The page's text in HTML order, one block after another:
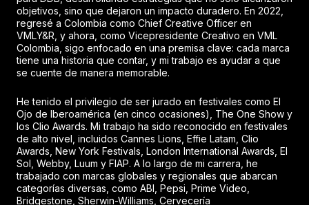
objetivos, sino que dejaron un impacto duradero. En 2022,
regresé a Colombia como Chief Creative Officer en
VMLY&R, y ahora, como Vicepresidente Creativo en VML
Colombia, sigo enfocado en una premisa clave: cada marca
tiene una historia que contar, y mi trabajo es ayudar a que
se cuente de manera memorable.
He tenido el privilegio de ser jurado en festivales como El
Ojo de Iberoamérica (en cinco ocasiones), The One Show y
los Clio Awards. Mi trabajo ha sido reconocido en festivales
de alto nivel, incluidos Cannes Lions, Effie Latam, Clio
Awards, New York Festivals, London International Awards, El
Sol, Webby, Luum y FIAP. A lo largo de mi carrera, he
trabajado con marcas globales y regionales que abarcan
categorías diversas, como ABI, Pepsi, Prime Video,
Bridgestone, Sherwin-Williams, Cervecería